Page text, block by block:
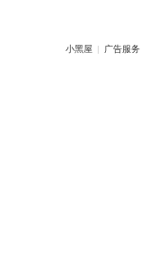
小黑屋 | 广告服务